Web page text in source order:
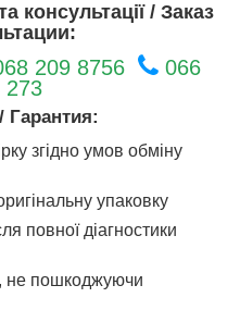
консультації / Заказ
209 8756
066
273
Гарантия:
згідно умов обміну
упаковку
повної діагностики
не пошкоджуючи